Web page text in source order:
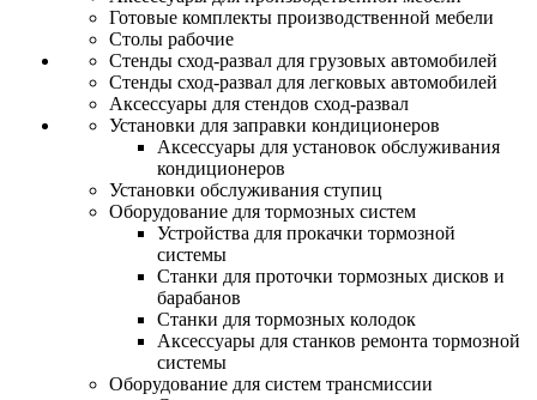
Готовые комплекты производственной мебели
Столы рабочие
Стенды сход-развал для грузовых автомобилей
Стенды сход-развал для легковых автомобилей
Аксессуары для стендов сход-развал
Установки для заправки кондиционеров
Аксессуары для установок обслуживания
кондиционеров
Установки обслуживания ступиц
Оборудование для тормозных систем
Устройства для прокачки тормозной
системы
Станки для проточки тормозных дисков и
барабанов
Станки для тормозных колодок
Аксессуары для станков ремонта тормозной
системы
Оборудование для систем трансмиссии